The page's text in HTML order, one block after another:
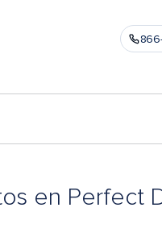
en Perfect